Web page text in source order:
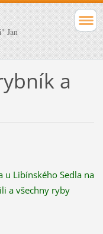
Jan
a
Libínského Sedla na
a všechny ryby